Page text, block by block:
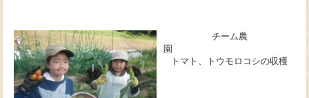
チーム農
トマト、トウモロコシの収穫